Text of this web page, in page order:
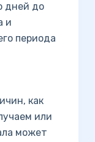
дней до
и
периода
как
или
может